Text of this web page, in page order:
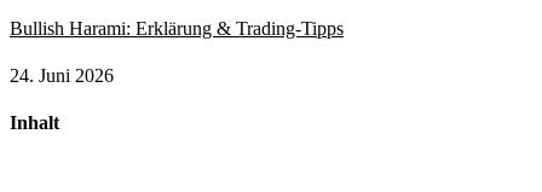
Bullish Harami: Erklärung & Trading-Tipps
24. Juni 2026
Inhalt